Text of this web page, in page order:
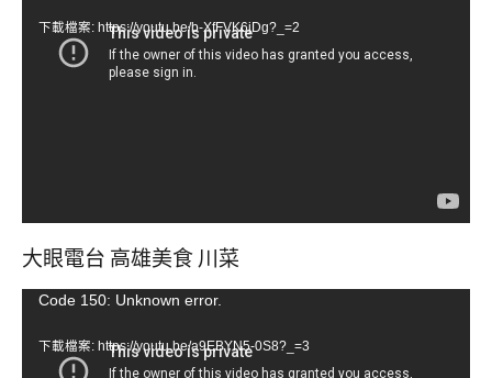
下載檔案: https://youtu.be/b-XfFVK6jDg?_=2
大眼電台 高雄美食 川菜
視Code 150: Unknown error.
下載檔案: https://youtu.be/a9EBYN5-0S8?_=3